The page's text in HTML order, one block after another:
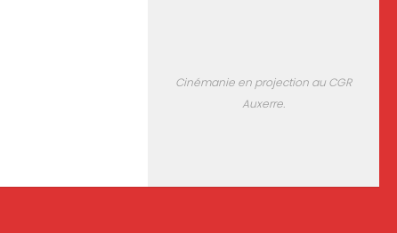
Cinémanie en projection au CGR
Auxerre.